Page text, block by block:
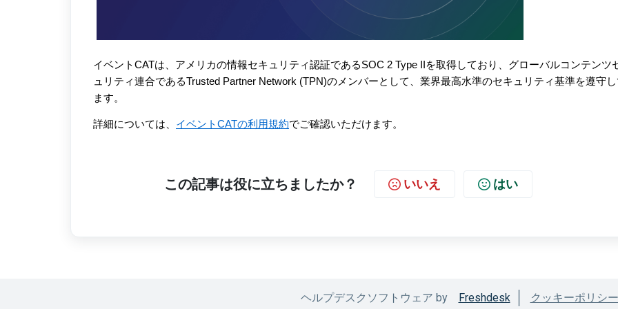
イベントCATは、アメリカの情報セキュリティ認証であるSOC 2 Type IIを取得しており、グローバルコンテンツ
ュリティ連合であるTrusted Partner Network (TPN)のメンバーとして、業界最高水準のセキュリティ基準を遵守
ます。
詳細については、 イベントCATの利用規約でご確認いただけます。
この記事は役に立ちましたか？ いいえ はい
ヘルプデスクソフトウェア by Freshdesk クッキーポリシー